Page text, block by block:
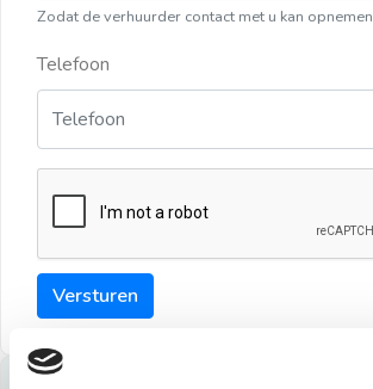
Zodat de verhuurder contact met u kan opnemen
Telefoon
Versturen